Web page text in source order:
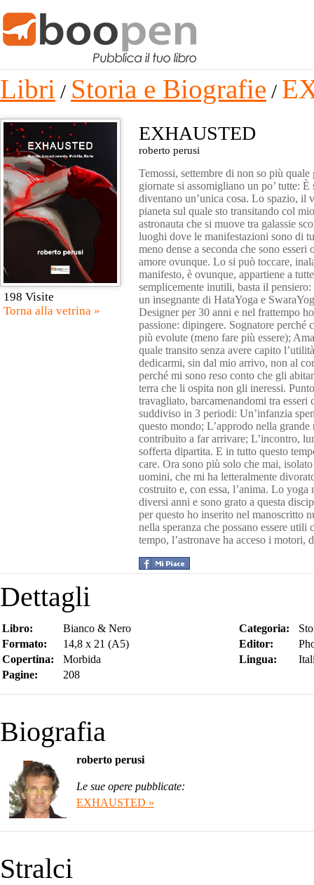
Libri / Storia e Biografie /
198 Visite
Torna alla vetrina »
EXHAUSTED
roberto perusi
Temossi, settembre di non so più
giornate si assomigliano un po’ tutte:
diventano un’unica cosa. Lo spazio, il
pianeta sul quale sto transitando col
astronauta che si muove tra galassie
luoghi dove le manifestazioni sono di
meno dense a seconda che sono
amore ovunque. Lo si può toccare,
manifesto, è ovunque, appartiene a
semplicemente inutili, basta il
un insegnante di HataYoga e
Designer per 30 anni e nel frattempo
passione: dipingere. Sognatore perché
più evolute (meno fare più essere);
quale transito senza avere capito
dedicarmi, sin dal mio arrivo, non al
perché mi sono reso conto che gli
terra che li ospita non gli ineressi.
travagliato, barcamenandomi tra
suddiviso in 3 periodi: Un’infanzia
questo mondo; L’approdo nella
contribuito a far arrivare; L’incontro,
sofferta dipartita. E in tutto questo
care. Ora sono più solo che mai,
uomini, che mi ha letteralmente
costruito e, con essa, l’anima. Lo yoga
diversi anni e sono grato a questa
per questo ho inserito nel manoscritto
nella speranza che possano essere
tempo, l’astronave ha acceso i motori,
Dettagli
Libro:
Bianco & Nero
Formato:
14,8 x 21 (A5)
Copertina:
Morbida
Pagine:
208
Categoria:
Editor:
Lingua:
Biografia
roberto perusi
Le sue opere pubblicate:
EXHAUSTED »
Stralci